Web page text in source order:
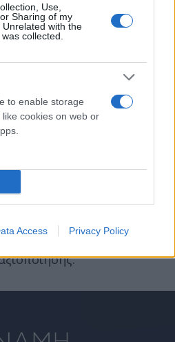
Use,
Sharing of my
with the
collected.
to enable storage
cookies on web or
Access Privacy Policy
του Ομίλου. Και
του Ομίλου με την
το μηδέν. Αντίθετα,
υφιστάμενων ακινήτων,
AKTOR
ΔΙΑΧΕΙΡΙΣΗ
κατασκευή - ανακαίνιση και
σε μισθωτές πρώτης
σταθερές
γίνει μέσα από ακίνητα
χρόνους
σε καλές τιμές και